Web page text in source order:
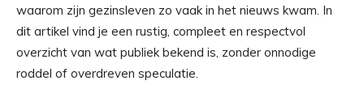
waarom zijn gezinsleven zo vaak in het nieuws kwam. In
dit artikel vind je een rustig, compleet en respectvol
overzicht van wat publiek bekend is, zonder onnodige
roddel of overdreven speculatie.